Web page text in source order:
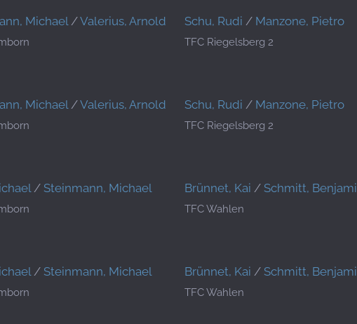
Michael/Valerius, Arnold Schu, Rudi / Manzone, Pietro
TFC Riegelsberg 2
Michael/Valerius, Arnold Schu, Rudi / Manzone, Pietro
TFC Riegelsberg 2
/ Steinmann, Michael Brünnet, Kai / Schmitt,
TFC Wahlen
/ Steinmann, Michael Brünnet, Kai / Schmitt,
TFC Wahlen